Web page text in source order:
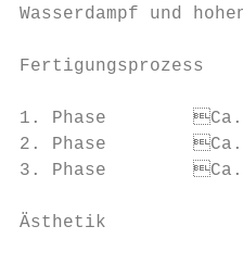
Wasserdampf und
Fertigungsprozess
1. Phase	Ca. 20 Stunden Trocknung bis zu einer Holzfeuchte von fast 0%
2. Phase	Ca. 2 – 6 Stunden thermische Modifizierung (160 – 230°C)
3. Phase	Ca. 20 Stunden Abkühlen und Regulieren der Gleichgewichtsfeuchte
Ästhetik